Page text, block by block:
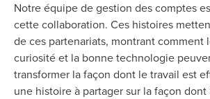
Notre équipe de gestion des comptes
cette collaboration. Ces histoires
de ces partenariats, montrant comment
curiosité et la bonne technologie
transformer la façon dont le travail est
une histoire à partager sur la façon dont